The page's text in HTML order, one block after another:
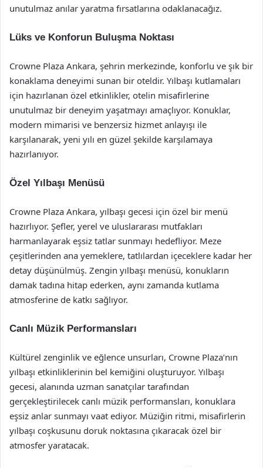
unutulmaz anılar yaratma fırsatlarına odaklanacağız.
Lüks ve Konforun Buluşma Noktası
Crowne Plaza Ankara, şehrin merkezinde, konforlu ve şık bir
konaklama deneyimi sunan bir oteldir. Yılbaşı kutlamaları
için hazırlanan özel etkinlikler, otelin misafirlerine
unutulmaz bir deneyim yaşatmayı amaçlıyor. Konuklar,
modern mimarisi ve benzersiz hizmet anlayışı ile
karşılanarak, yeni yılı en güzel şekilde karşılamaya
hazırlanıyor.
Özel Yılbaşı Menüsü
Crowne Plaza Ankara, yılbaşı gecesi için özel bir menü
hazırlıyor. Şefler, yerel ve uluslararası mutfakları
harmanlayarak eşsiz tatlar sunmayı hedefliyor. Meze
çeşitlerinden ana yemeklere, tatlılardan içeceklere kadar her
detay düşünülmüş. Zengin yılbaşı menüsü, konukların
damak tadına hitap ederken, aynı zamanda kutlama
atmosferine de katkı sağlıyor.
Canlı Müzik Performansları
Kültürel zenginlik ve eğlence unsurları, Crowne Plaza’nın
yılbaşı etkinliklerinin bel kemiğini oluşturuyor. Yılbaşı
gecesi, alanında uzman sanatçılar tarafından
gerçekleştirilecek canlı müzik performansları, konuklara
eşsiz anlar sunmayı vaat ediyor. Müziğin ritmi, misafirlerin
yılbaşı coşkusunu doruk noktasına çıkaracak özel bir
atmosfer yaratacak.